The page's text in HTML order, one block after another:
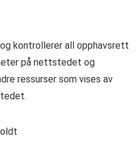
kontrollerer all opphavsrett
på nettstedet og
ressurser som vises av